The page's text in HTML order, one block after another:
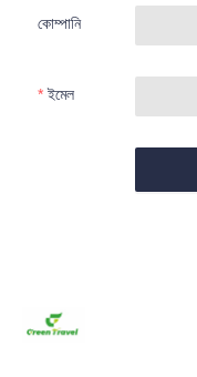
কোম্পানি
ইমেল